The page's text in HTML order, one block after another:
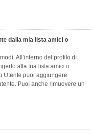
dalla mia lista amici o
All’interno del profilo di
alla tua lista amici o
Utente puoi aggiungere
Puoi anche rimuovere un